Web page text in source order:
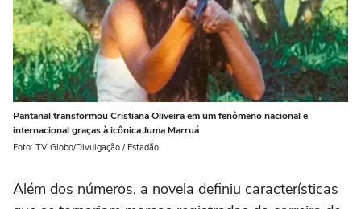
Pantanal transformou Cristiana Oliveira em um fenômeno nacional e
internacional graças à icônica Juma Marruá
Foto: TV Globo/Divulgação / Estadão
Além dos números, a novela definiu características